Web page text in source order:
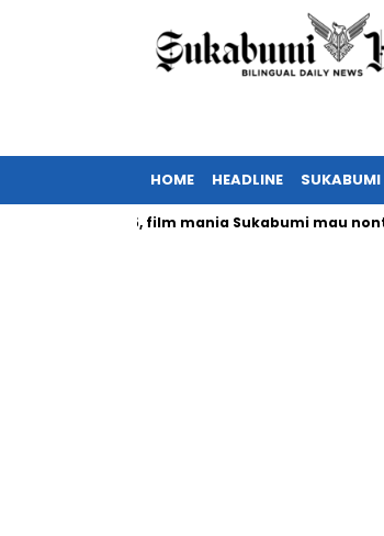
HOME HEADLINE SUKABUMI
2025, film mania Sukabumi mau nonton?